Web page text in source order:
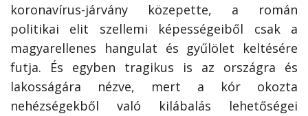
koronavírus-járvány közepette, a román
politikai elit szellemi képességeiből csak a
magyarellenes hangulat és gyűlölet keltésére
futja. És egyben tragikus is az országra és
lakosságára nézve, mert a kór okozta
nehézségekből való kilábalás lehetőségei